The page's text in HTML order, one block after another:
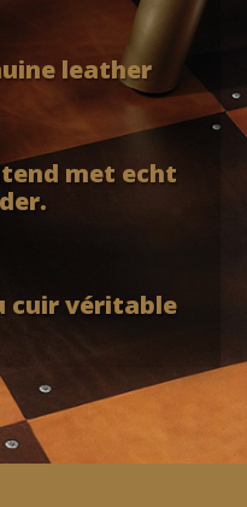
leather
met echt
cuirvéritable